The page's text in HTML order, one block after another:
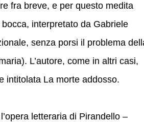
fra breve, e per questo medita
interpretato da Gabriele
senza porsi il problema
L’autore, come in altri casi,
intitolata La morte addosso.
letteraria di Pirandello –